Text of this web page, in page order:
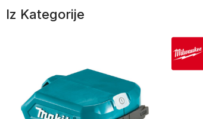
Iz Kategorije